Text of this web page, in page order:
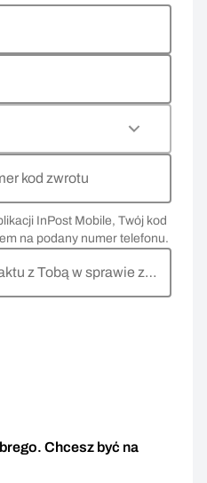
kod zwrotu
InPost Mobile, Twój kod
na podany numer telefonu.
z Tobą w sprawie zwrotu
Chcesz być na